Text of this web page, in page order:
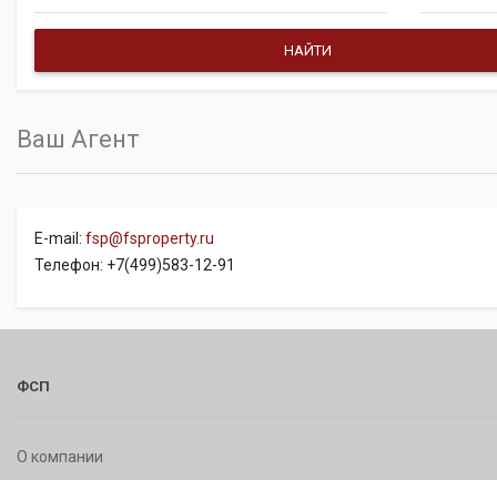
Ваш Агент
E-mail: fsp@fsproperty.ru
Телефон: +7(499)583-12-91
ФСП
О компании